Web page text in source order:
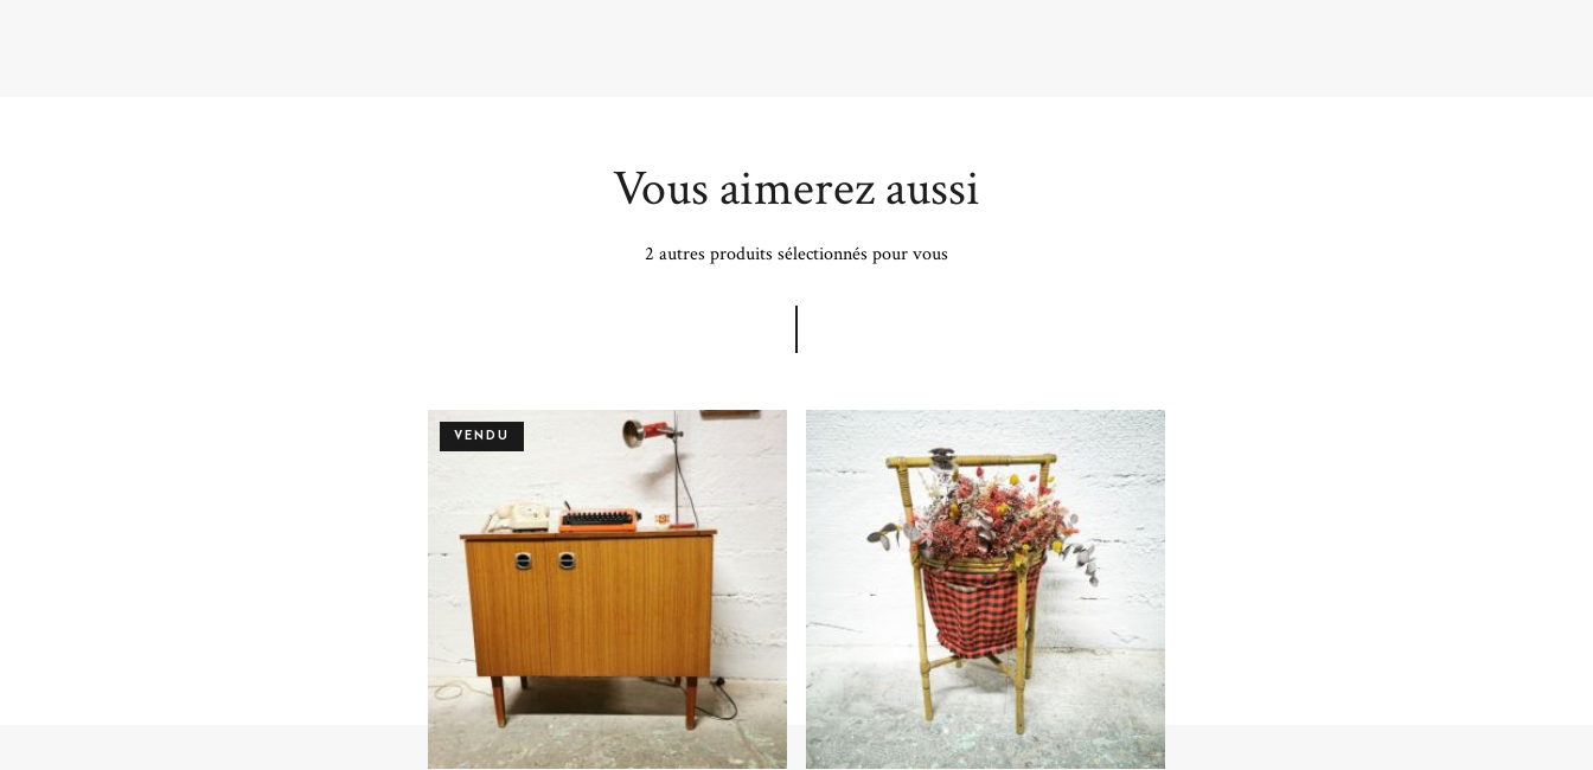
Vous aimerez aussi
2 autres produits sélectionnés pour vous
VENDU